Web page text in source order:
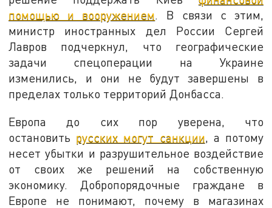
помощью и вооружением. В связи с этим,
министр иностранных дел России Сергей
Лавров подчеркнул, что географические
задачи спецоперации на Украине
изменились, и они не будут завершены в
пределах только территорий Донбасса.
Европа до сих пор уверена, что
остановить русских могут санкции, а потому
несет убытки и разрушительное воздействие
от своих же решений на собственную
экономику. Добропорядочные граждане в
Европе не понимают, почему в магазинах